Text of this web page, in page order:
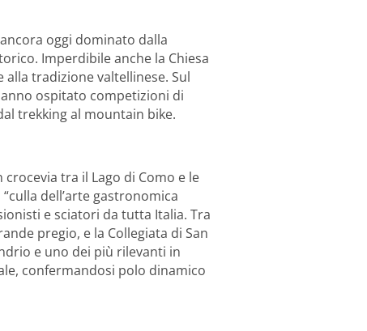
oggi dominato dalla
Imperdibile anche la Chiesa
alla tradizione valtellinese. Sul
ospitato competizioni di
trekking al mountain bike.
tra il Lago di Como e le
dell’arte gastronomica
e sciatori da tutta Italia. Tra
pregio, e la Collegiata di San
e uno dei più rilevanti in
confermandosi polo dinamico